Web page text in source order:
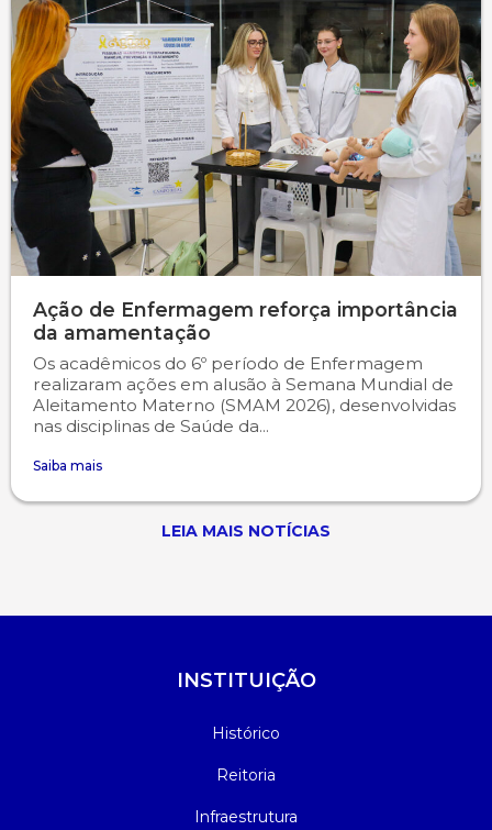
Ação de Enfermagem reforça importância
da amamentação
Os acadêmicos do 6º período de Enfermagem
realizaram ações em alusão à Semana Mundial de
Aleitamento Materno (SMAM 2026), desenvolvidas
nas disciplinas de Saúde da...
Saiba mais
LEIA MAIS NOTÍCIAS
INSTITUIÇÃO
Histórico
Reitoria
Infraestrutura